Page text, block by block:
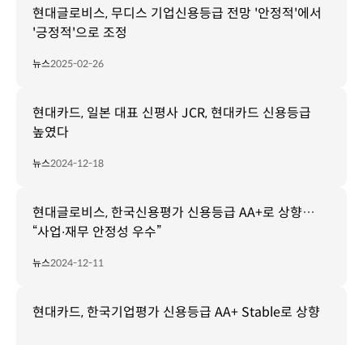
현대글로비스, 무디스 기업신용등급 전망 '안정적'에서
'긍정적'으로 조정
뉴스2025-02-26
현대카드, 일본 대표 신평사 JCR, 현대카드 신용등급
높였다
뉴스2024-12-18
현대글로비스, 한국신용평가 신용등급 AA+로 상향…
“사업∙재무 안정성 우수”
뉴스2024-12-11
현대카드, 한국기업평가 신용등급 AA+ Stable로 상향